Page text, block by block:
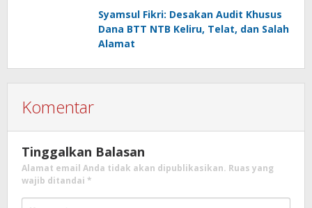
Syamsul Fikri: Desakan Audit Khusus
Dana BTT NTB Keliru, Telat, dan Salah
Alamat
Komentar
Tinggalkan Balasan
Alamat email Anda tidak akan dipublikasikan. Ruas yang
wajib ditandai *